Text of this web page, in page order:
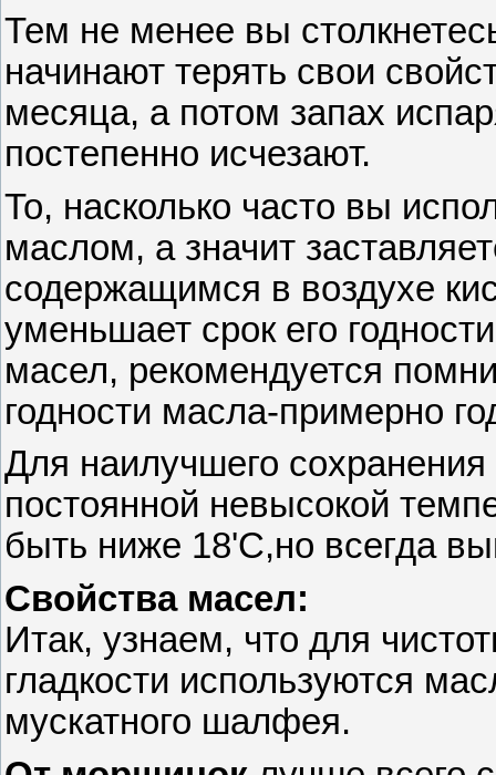
Тем не менее вы
начинают терять свои
месяца, а потом запах
постепенно исчезают.
То, насколько часто вы
маслом, а значит
содержащимся в воздухе
уменьшает срок его
масел, рекомендуется
годности масла-примерно
Для наилучшего
постоянной невысокой
быть ниже 18'С,но всегда
Свойства масел:
Итак, узнаем, что для
гладкости используются
мускатного шалфея.